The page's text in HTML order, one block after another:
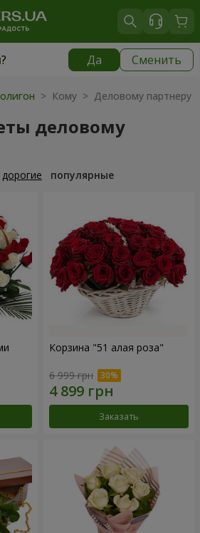
? Да Сменить
|
> Кому > Деловому партнеру
деловому
дорогие популярные
Корзина "51 алая роза"
6 999 грн
Заказать